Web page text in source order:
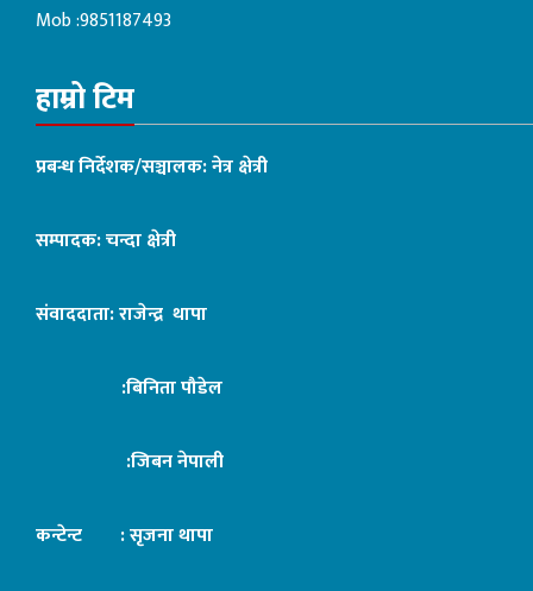
Mob :9851187493
हाम्रो टिम
प्रबन्ध निर्देशक/सञ्चालक: नेत्र क्षेत्री
सम्पादक: चन्दा क्षेत्री
संवाददाता: राजेन्द्र थापा
:बिनिता पौडेल
:जिबन नेपाली
कन्टेन्ट : सृजना थापा